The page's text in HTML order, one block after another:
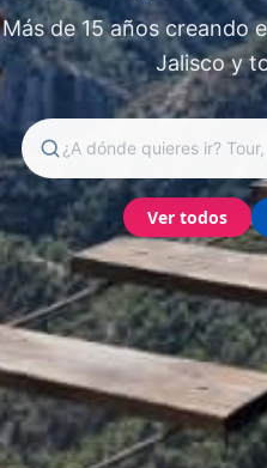
Más de 15 años creando
Jalisco y
Ver todos